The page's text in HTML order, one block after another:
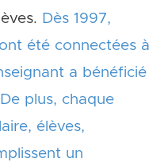
Dès 1997,
été connectées à
a bénéficié
plus, chaque
élèves,
un